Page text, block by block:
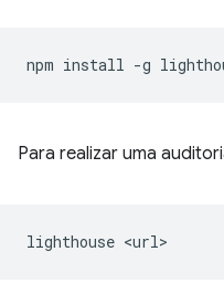
npm install -g
Para realizar uma
lighthouse